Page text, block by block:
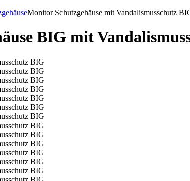
Monitor Schutzgehäuse mit Vandalismusschutz
BIG mit